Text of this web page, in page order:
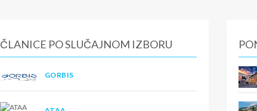
ČLANICE PO SLUČAJNOM IZBORU
GORBIS